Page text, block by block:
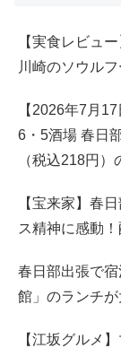
【実食レビュ
川崎のソウル
【2026年7月
6・5酒場 春日
（税込218円
【宝来家】春
ス精神に感動
春日部出張で
館」のランチ
【江坂グルメ